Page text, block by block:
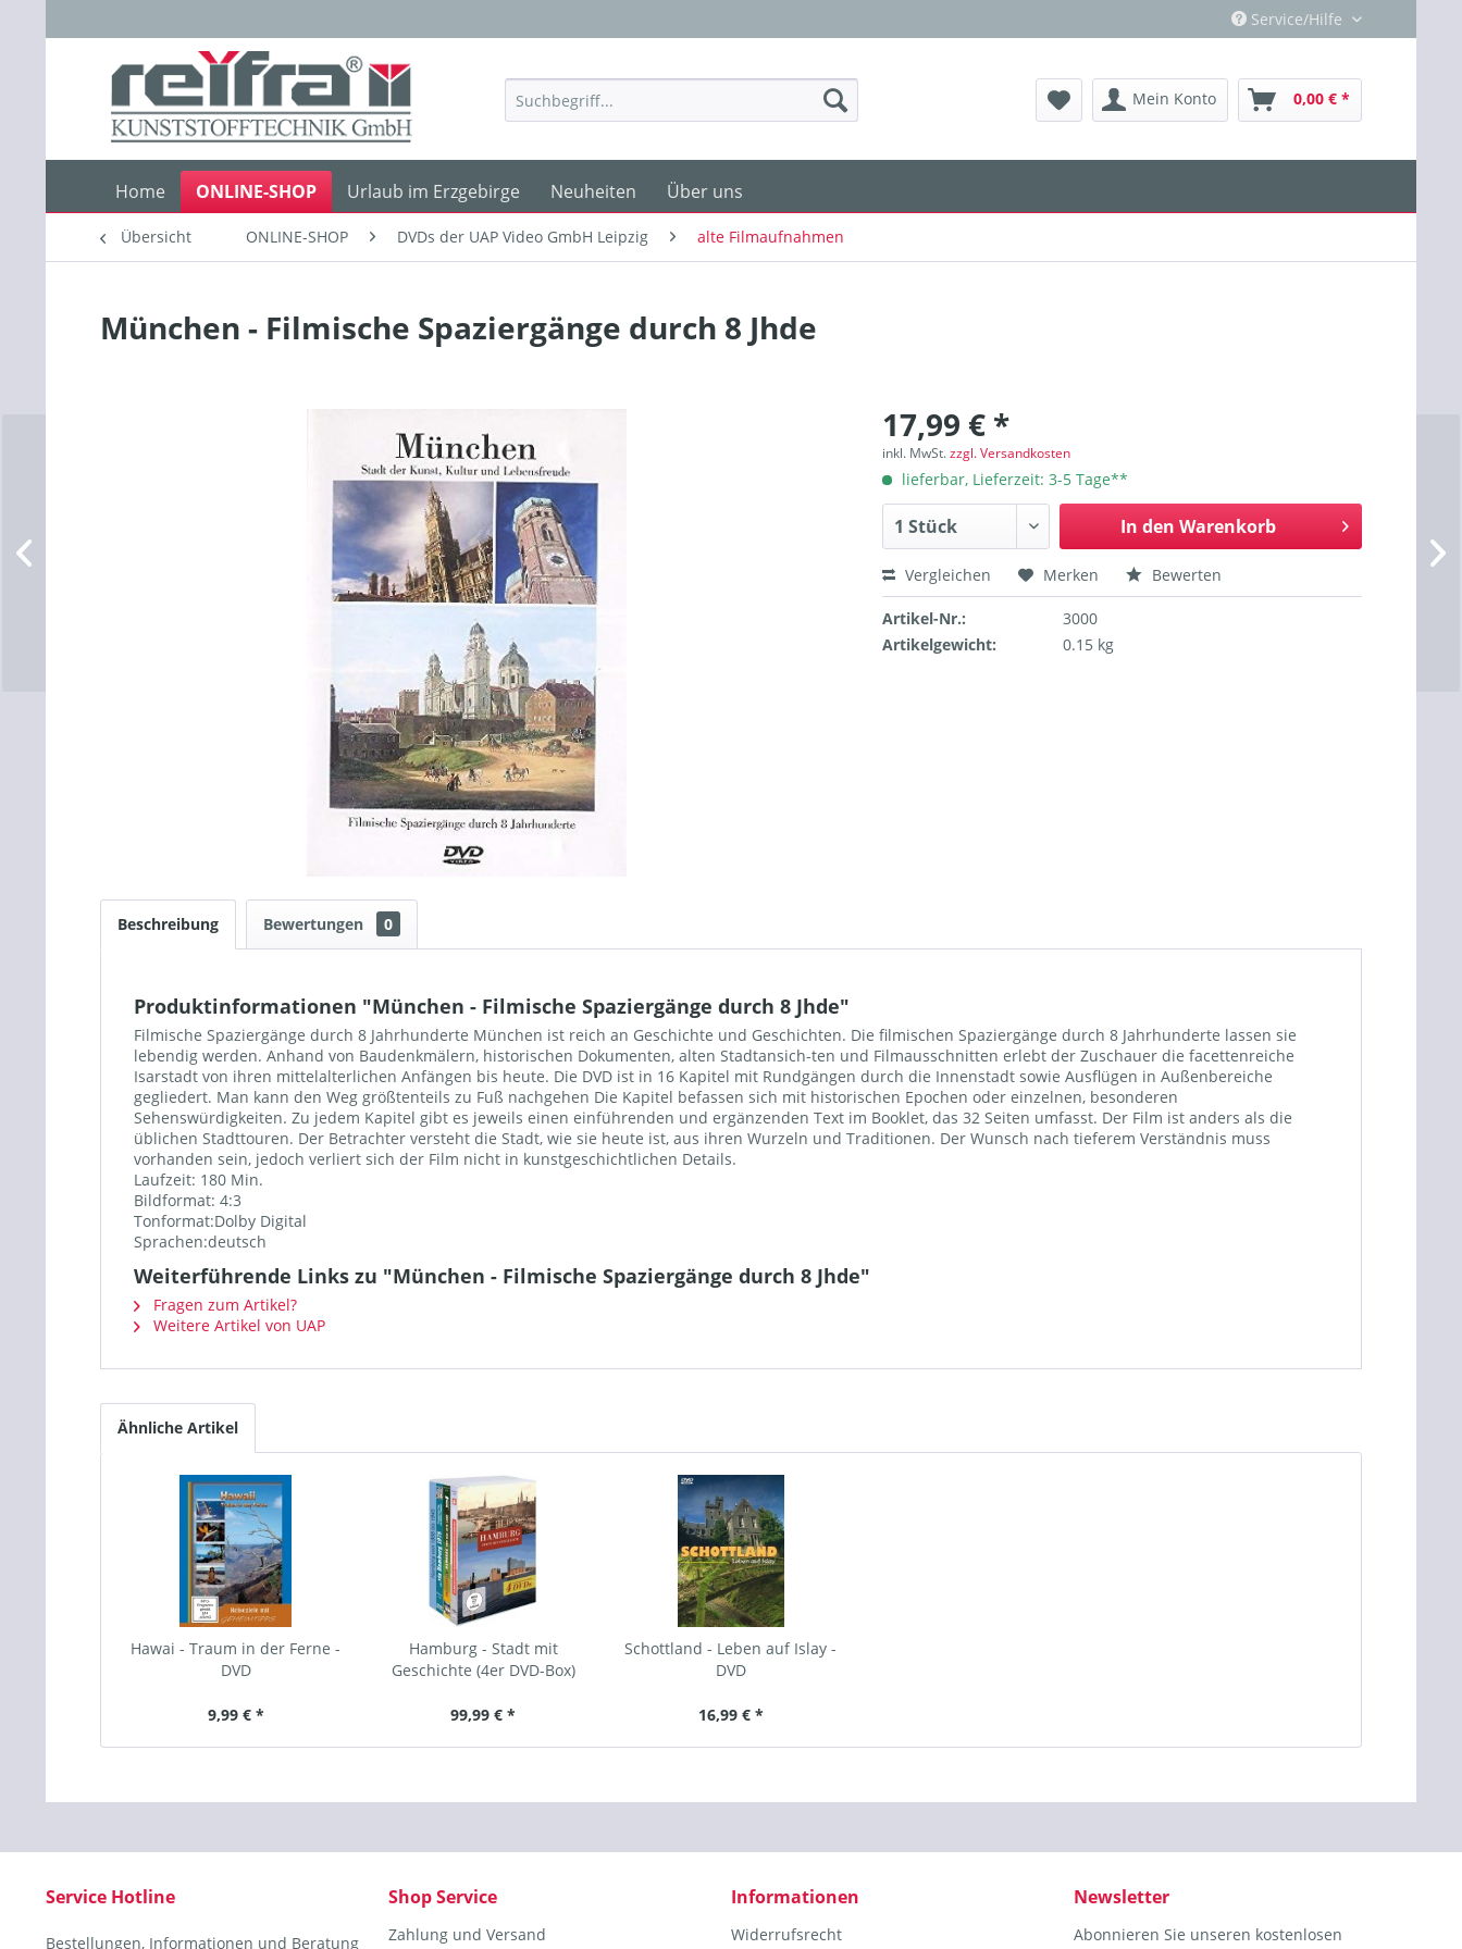
Service/Hilfe
Mein Konto 0,00 € *
Home ONLINE-SHOP Urlaub im Erzgebirge Neuheiten Über uns
Übersicht ONLINE-SHOP DVDs der UAP Video GmbH Leipzig alte Filmaufnahmen
München - Filmische Spaziergänge durch 8 Jhde
17,99 € *
inkl. MwSt.zzgl. Versandkosten
lieferbar, Lieferzeit: 3-5 Tage**
In den Warenkorb
Vergleichen Merken Bewerten
Artikel-Nr.:
3000
Artikelgewicht:
0.15 kg
Beschreibung Bewertungen 0
Produktinformationen "München - Filmische Spaziergänge durch 8 Jhde"
Filmische Spaziergänge durch 8 Jahrhunderte München ist reich an Geschichte und Geschichten. Die filmischen Spaziergänge durch 8 Jahrhunderte lassen sie
lebendig werden. Anhand von Baudenkmälern, historischen Dokumenten, alten Stadtansich-ten und Filmausschnitten erlebt der Zuschauer die facettenreiche
Isarstadt von ihren mittelalterlichen Anfängen bis heute. Die DVD ist in 16 Kapitel mit Rundgängen durch die Innenstadt sowie Ausflügen in Außenbereiche
gegliedert. Man kann den Weg größtenteils zu Fuß nachgehen Die Kapitel befassen sich mit historischen Epochen oder einzelnen, besonderen
Sehenswürdigkeiten. Zu jedem Kapitel gibt es jeweils einen einführenden und ergänzenden Text im Booklet, das 32 Seiten umfasst. Der Film ist anders als die
üblichen Stadttouren. Der Betrachter versteht die Stadt, wie sie heute ist, aus ihren Wurzeln und Traditionen. Der Wunsch nach tieferem Verständnis muss
vorhanden sein, jedoch verliert sich der Film nicht in kunstgeschichtlichen Details.
Laufzeit: 180 Min.
Bildformat: 4:3
Tonformat:Dolby Digital
Sprachen:deutsch
Weiterführende Links zu "München - Filmische Spaziergänge durch 8 Jhde"
Fragen zum Artikel?
Weitere Artikel von UAP
Ähnliche Artikel
Hawai - Traum in der Ferne -
DVD
9,99 € *
Hamburg - Stadt mit
Geschichte (4er DVD-Box)
99,99 € *
Schottland - Leben auf Islay -
DVD
16,99 € *
Service Hotline
Bestellungen, Informationen und Beratung
Shop Service
Zahlung und Versand
Informationen
Widerrufsrecht
Newsletter
Abonnieren Sie unseren kostenlosen